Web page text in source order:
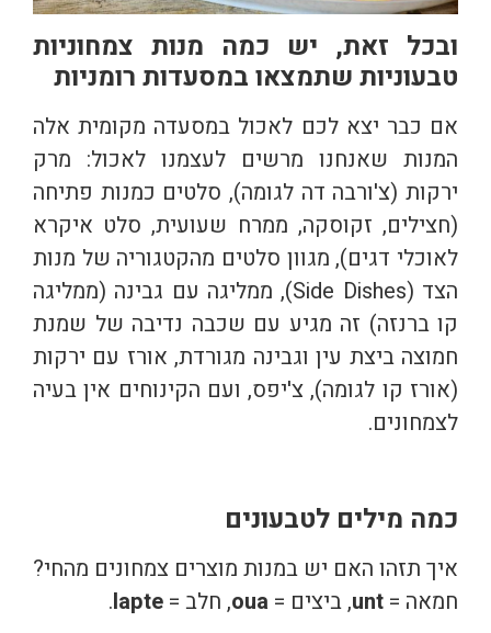
ובכל זאת, יש כמה מנות צמחוניות
טבעוניות שתמצאו במסעדות רומניות
אם כבר יצא לכם לאכול במסעדה מקומית אלה
המנות שאנחנו מרשים לעצמנו לאכול: מרק
ירקות (צ'ורבה דה לגומה), סלטים כמנות פתיחה
(חצילים, זקוסקה, ממרח שעועית, סלט איקרא
לאוכלי דגים), מגוון סלטים מהקטגוריה של מנות
הצד (Side Dishes), ממליגה עם גבינה (ממליגה
קו ברנזה) זה מגיע עם שכבה נדיבה של שמנת
חמוצה ביצת עין וגבינה מגורדת, אורז עם ירקות
(אורז קו לגומה), צ'יפס, ועם הקינוחים אין בעיה
לצמחונים.
כמה מילים לטבעונים
איך תזהו האם יש במנות מוצרים צמחונים מהחי?
חמאה =
, ביצים = oua, חלב = lapte
.